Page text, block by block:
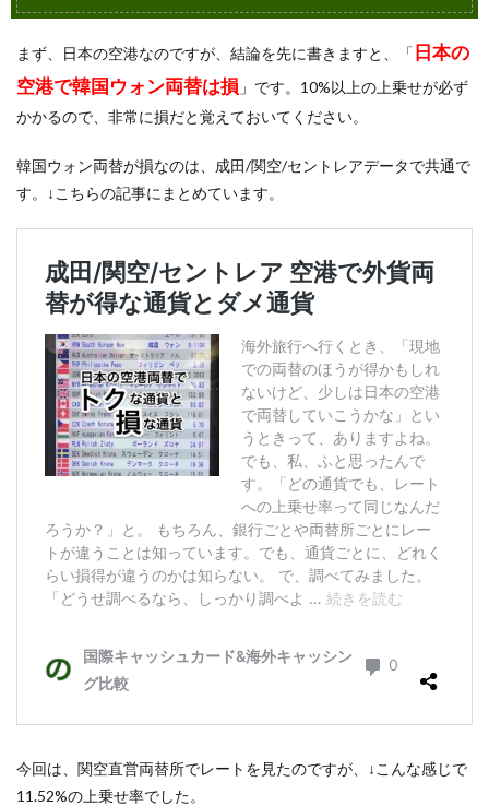
港で
国ウ
両替
は
損！
1.1
念。
陽銀
行・
池田
銀行
が出
発階
から
消え
る
2
港の
銀行
窓口
での
の上
2.1
ン空
港の
まず、日本の空港なのですが、結論を先に書きますと、「日本の
空港で韓国ウォン両替は損 」です。10%以上の上乗せが必ず
かかるので、非常に損だと覚えておいてください。
韓国ウォン両替が損なのは、成田/関空/セントレアデータで共通で
す。↓こちらの記事にまとめています。
今回は、関空直営両替所でレートを見たのですが、↓こんな感じで
11.52%の上乗せ率でした。